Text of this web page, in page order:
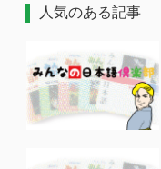
人気のある記事